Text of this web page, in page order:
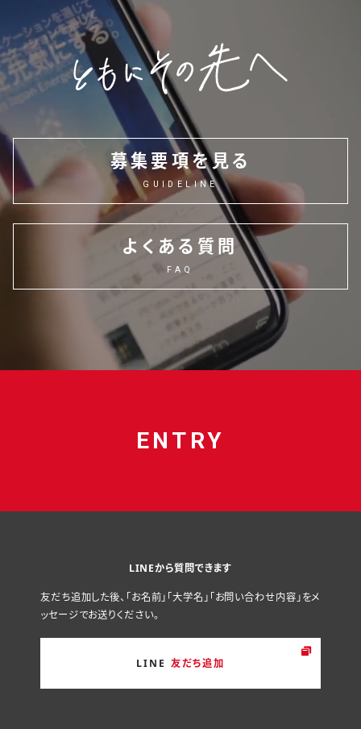
募集要項を見る
GUIDELINE
よくある質問
FAQ
ENTRY
LINEから質問できます
友だち追加した後、「お名前」「大学名」「お問い合わせ内容」をメ
ッセージでお送りください。
LINE 友だち追加